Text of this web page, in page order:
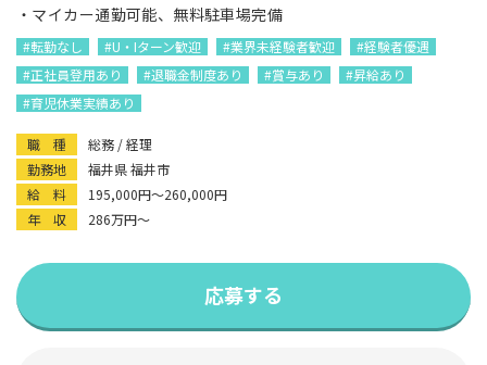
・マイカー通勤可能、無料駐車場完備
#転勤なし #U・Iターン歓迎 #業界未経験者歓迎
#経験者優遇
#正社員登用あり
#退職金制度あり #賞与あり
#昇給あり
#育児休業実績あり
職 種
総務 / 経理
勤務地
福井県 福井市
給 料
195,000円〜260,000円
年 収
286万円〜
応募する